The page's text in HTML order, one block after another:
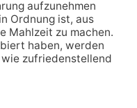
aufzunehmen
Ordnung ist, aus
Mahlzeit zu machen.
haben, werden
zufriedenstellend